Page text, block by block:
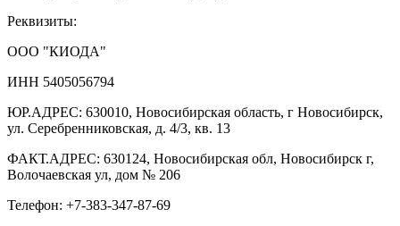
Реквизиты:
ООО "КИОДА"
ИНН 5405056794
ЮР.АДРЕС: 630010, Новосибирская область, г Новосибирск,
ул. Серебренниковская, д. 4/3, кв. 13
ФАКТ.АДРЕС: 630124, Новосибирская обл, Новосибирск г,
Волочаевская ул, дом № 206
Телефон: +7-383-347-87-69